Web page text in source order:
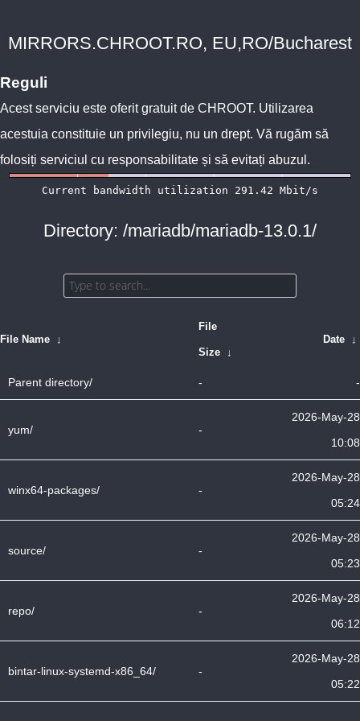
MIRRORS.CHROOT.RO, EU,RO/Bucharest
Reguli
Acest serviciu este oferit gratuit de CHROOT. Utilizarea
acestuia constituie un privilegiu, nu un drept. Vă rugăm să
folosiți serviciul cu responsabilitate și să evitați abuzul.
Directory: /mariadb/mariadb-13.0.1/
File Name ↓
File
Size ↓
Date ↓
Parent directory/ - -
yum/ -
2026-May-28
10:08
winx64-packages/ -
2026-May-28
05:24
source/ -
2026-May-28
05:23
repo/ -
2026-May-28
06:12
bintar-linux-systemd-x86_64/ -
2026-May-28
05:22